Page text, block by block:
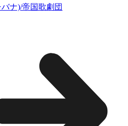
ナ)/帝国歌劇団